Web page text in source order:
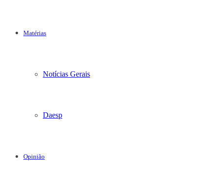
Matérias
Notícias Gerais
Daesp
Opinião